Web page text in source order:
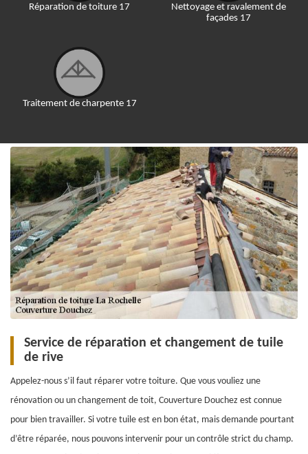
Réparation de toiture 17
Traitement de charpente 17
Nettoyage et ravalement de
façades 17
Service de réparation et changement de tuile
de rive
Appelez-nous s’il faut réparer votre toiture. Que vous vouliez une
rénovation ou un changement de toit, Couverture Douchez est connue
pour bien travailler. Si votre tuile est en bon état, mais demande pourtant
d’être réparée, nous pouvons intervenir pour un contrôle strict du champ.